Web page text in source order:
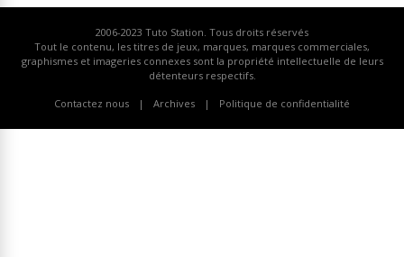
2006-2023 Tuto Station . Tous droits réservés
Tout le contenu, les titres de jeux, marques, marques commerciales,
graphismes et imageries connexes sont la propriété intellectuelle de leurs
détenteurs respectifs.
Contactez nous Archives Politique de confidentialité